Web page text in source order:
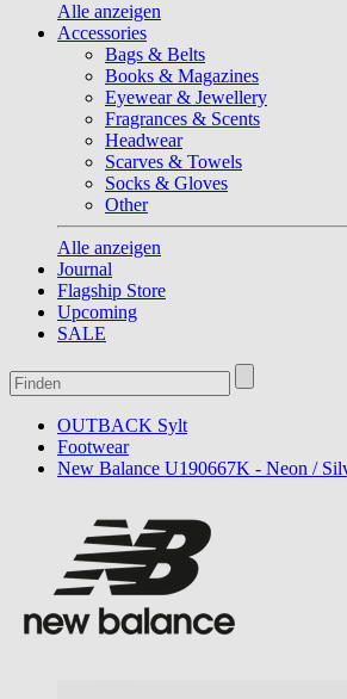
Alle anzeigen
Accessories
Bags & Belts
Books & Magazines
Eyewear & Jewellery
Fragrances & Scents
Headwear
Scarves & Towels
Socks & Gloves
Other
Alle anzeigen
Journal
Flagship Store
Upcoming
SALE
OUTBACK Sylt
Footwear
New Balance U190667K - Neon /